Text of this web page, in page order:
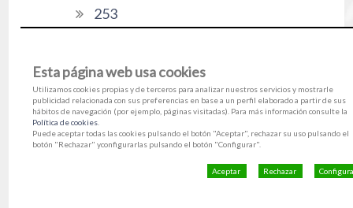
253
255
256
257
Esta página web usa cookies
Utilizamos cookies propias y de terceros para analizar nuestros servicios y mostrarle
publicidad relacionada con sus preferencias en base a un perfil elaborado a partir de sus
hábitos de navegación (por ejemplo, páginas visitadas). Para más información consulte la
Política de cookies
Puede aceptar todas las cookies pulsando el botón "Aceptar", rechazar su uso pulsando el
botón "Rechazar" yconfigurarlas pulsando el botón "Configurar".
Aceptar Rechazar